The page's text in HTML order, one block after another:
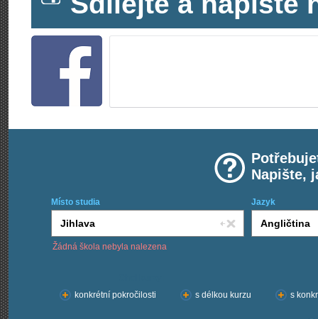
Napište,
Místo studia Jazyk
Žádná škola nebyla nalezena
konkrétní pokročilosti
s délkou kurzu s